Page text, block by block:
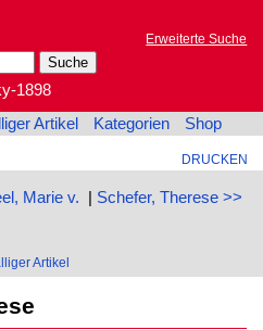
Erweiterte Suche
1898
Artikel Kategorien Shop
DRUCKEN
Marie v. | Schefer, Therese >>
Artikel